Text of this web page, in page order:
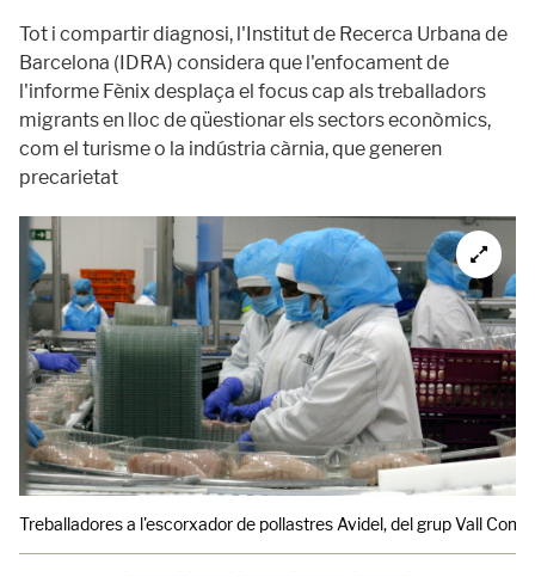
Tot i compartir diagnosi, l'Institut de Recerca Urbana de
Barcelona (IDRA) considera que l'enfocament de
l'informe Fènix desplaça el focus cap als treballadors
migrants en lloc de qüestionar els sectors econòmics,
com el turisme o la indústria càrnia, que generen
precarietat
Treballadores a l'escorxador de pollastres Avidel, del grup Vall